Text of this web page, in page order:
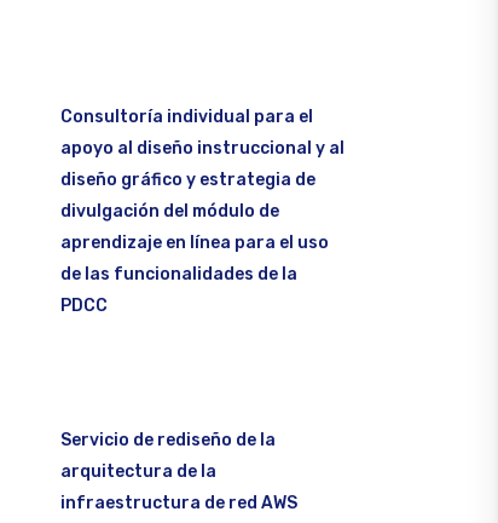
Consultoría individual para el
apoyo al diseño instruccional y al
diseño gráfico y estrategia de
divulgación del módulo de
aprendizaje en línea para el uso
de las funcionalidades de la
PDCC
Servicio de rediseño de la
arquitectura de la
infraestructura de red AWS